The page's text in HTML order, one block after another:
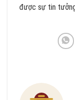
được sự tin